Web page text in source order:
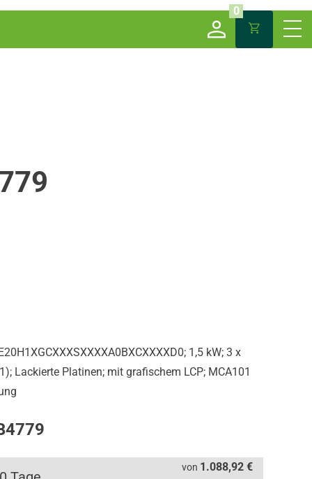
0
1,5 kW; 3 x
Lackierte Platinen; mit grafischem LCP; MCA101
von 1.088,92 €